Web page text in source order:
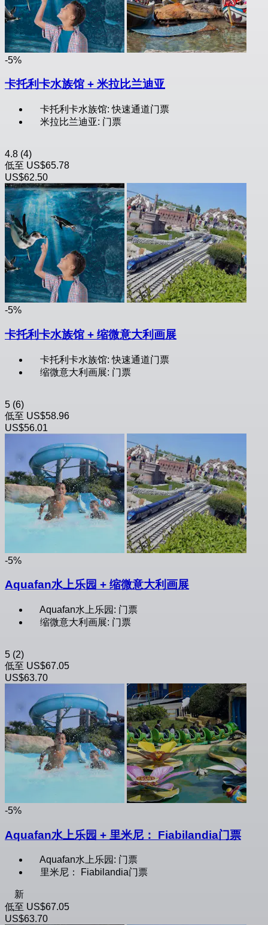
-5%
卡托利卡水族馆 + 米拉比兰迪亚
卡托利卡水族馆: 快速通道门票
米拉比兰迪亚: 门票
4.8 (4)
低至 US$65.78
US$62.50
-5%
卡托利卡水族馆 + 缩微意大利画展
卡托利卡水族馆: 快速通道门票
缩微意大利画展: 门票
5 (6)
低至 US$58.96
US$56.01
-5%
Aquafan水上乐园 + 缩微意大利画展
Aquafan水上乐园: 门票
缩微意大利画展: 门票
5 (2)
低至 US$67.05
US$63.70
-5%
Aquafan水上乐园 + 里米尼： Fiabilandia门票
Aquafan水上乐园: 门票
里米尼： Fiabilandia门票
新
低至 US$67.05
US$63.70